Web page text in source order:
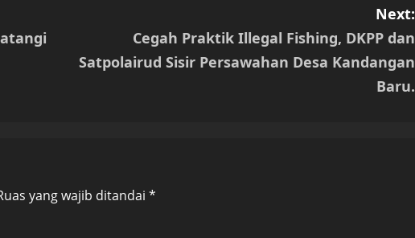
Next:
Cegah Praktik Illegal Fishing, DKPP dan
Satpolairud Sisir Persawahan Desa Kandangan
Baru.
yang wajib ditandai *